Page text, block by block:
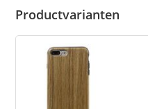
Productvarianten